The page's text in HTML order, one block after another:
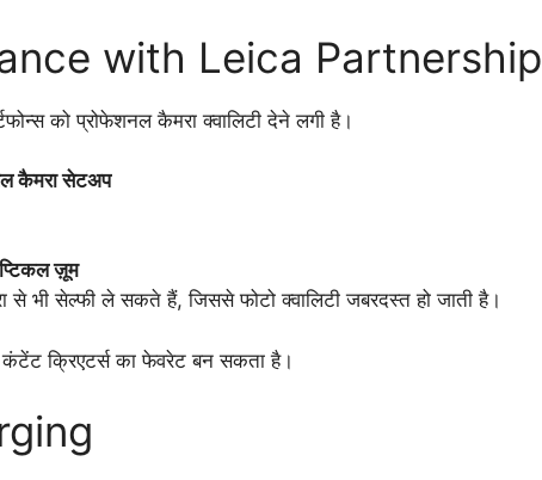
with Leica Partnership
को प्रोफेशनल कैमरा क्वालिटी देने लगी है।
कैमरा सेटअप
ज़ूम
भी सेल्फी ले सकते हैं, जिससे फोटो क्वालिटी जबरदस्त हो जाती है।
कंटेंट क्रिएटर्स का फेवरेट बन सकता है।